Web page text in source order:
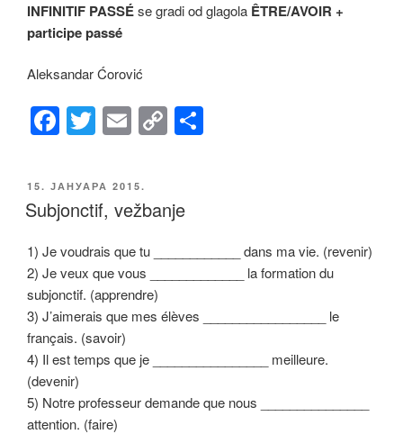
INFINITIF PASSÉse gradi od glagola ÊTRE/AVOIR +
participe passé
Aleksandar Ćorović
F
a
c
e
o
o
k
T
wi
tt
er
E
m
ail
C
o
y
Li
n
k
ОБЈАВЉЕНО
15. ЈАНУАРА 2015.
Subjonctif, vežbanje
1) Je voudrais que tu ____________ dans ma vie. (revenir)
2) Je veux que vous _____________ la formation du
subjonctif. (apprendre)
3) J’aimerais que mes élèves _________________ le
français. (savoir)
4) Il est temps que je ________________ meilleure.
(devenir)
5) Notre professeur demande que nous _______________
attention. (faire)